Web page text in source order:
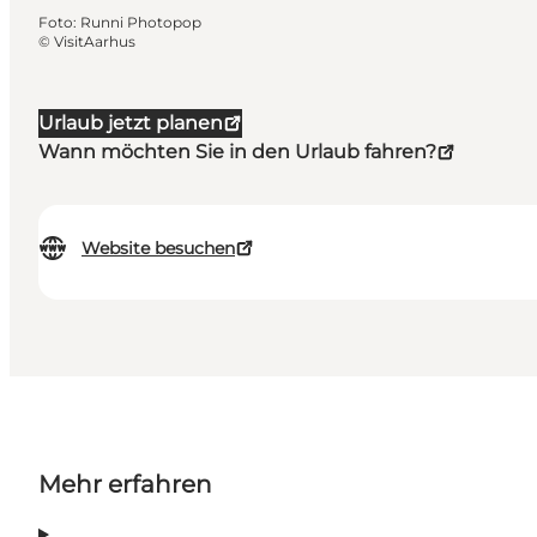
Urlaub jetzt planen
Wann möchten Sie in den Urlaub fahren?
Website besuchen
Foto: Runni Photopop
© VisitAarhus
Mehr erfahren